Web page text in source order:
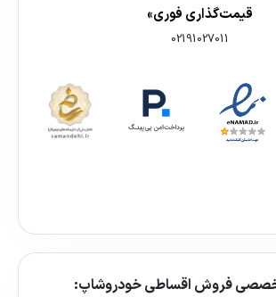
قیمت‌گذاری فوری»
02191027011
فروش اقساطی خودروشاپ: